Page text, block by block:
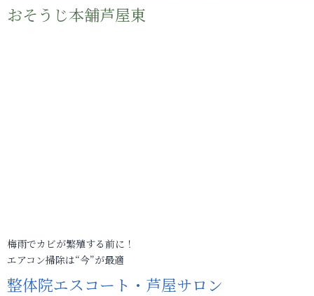
おそうじ本舗芦屋東
梅雨でカビが繁殖する前に！
エアコン掃除は“今”が最適
整体院エスコート・芦屋サロン